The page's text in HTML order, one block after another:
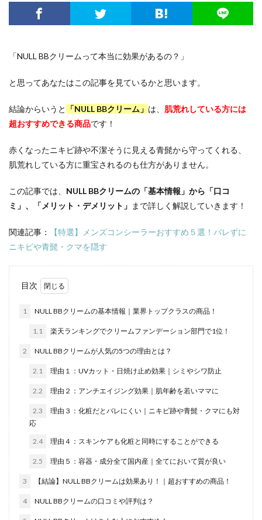
「NULL BBクリームって本当に効果があるの？」
と思ってあなたはこの記事を見ているかと思います。
結論からいうと 「NULL BBクリーム」 は、 肌荒れしている方には
超おすすめできる商品です！
赤くなったニキビ跡や不潔そうに見える青髭から守ってくれる、
肌荒れしている方に重宝されるのも仕方がありません。
この記事では、 NULL BBクリームの「基本情報」から「口コ
ミ」、「メリット・デメリット」 まで詳しく解説していきます！
関連記事：
【特選】メンズコンシーラーおすすめ５選！バレずに
ニキビや青髭・クマを隠す
目次
1 NULL BBクリームの基本情報｜業界トップクラスの商品！
1.1 楽天ランキングでクリームファンデーション部門で1位！
2 NULL BBクリームが人気の5つの理由とは？
2.1 理由１：UVカット・日焼け止め効果｜シミやシワ防止
2.2 理由２：アンチエイジング効果｜肌年齢を若いママに
2.3
理由３：化粧だとバレにくい｜ニキビ跡や青髭・クマにも対
応
2.4 理由４：スキンケアも化粧と同時にすることができる
2.5 理由５：容器・成分全て国内産｜全てにおいて質が良い
3 【結論】NULL BBクリームは効果あり！｜超おすすめの商品！
4 NULL BBクリームの口コミや評判は？